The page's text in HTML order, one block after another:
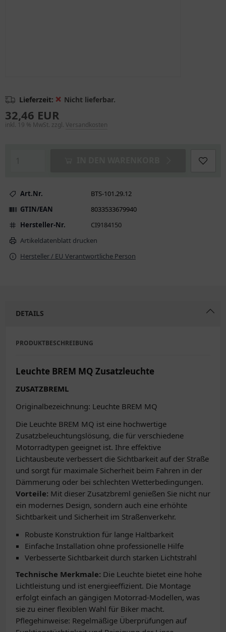
Lieferzeit: ❌ Nicht lieferbar.
32,46 EUR
inkl. 19 % MwSt. zzgl. Versandkosten
Art.Nr.
BTS-101.29.12
GTIN/EAN
8033533679940
Hersteller-Nr.
CI9184150
Artikeldatenblatt drucken
Hersteller / EU Verantwortliche Person
DETAILS
PRODUKTBESCHREIBUNG
Leuchte BREM MQ Zusatzleuchte
ZUSATZBREML
Originalbezeichnung: Leuchte BREM MQ
Die Leuchte BREM MQ ist eine hochwertige
Zusatzbeleuchtungslösung, die für verschiedene
Motorradtypen geeignet ist. Ihre effektive
Lichtausbeute verbessert die Sichtbarkeit auf der Straße
und sorgt für maximale Sicherheit beim Fahren in der
Dämmerung oder bei schlechten Wetterbedingungen.
Vorteile: Mit dieser Zusatzbreml genießen Sie nicht nur
ein modernes Design, sondern auch eine erhöhte
Sichtbarkeit und Sicherheit im Straßenverkehr.
Robuste Konstruktion für lange Haltbarkeit
Einfache Installation ohne professionelle Hilfe
Verbesserte Sichtbarkeit durch starken Lichtstrahl
Technische Merkmale: Die Leuchte bietet eine hohe
Lichtleistung und ist energieeffizient. Die Montage
erfolgt einfach an gängigen Motorrad-Modellen, was
sie zu einer flexiblen Wahl für Biker macht.
Pflegehinweise: Regelmäßige Überprüfungen auf